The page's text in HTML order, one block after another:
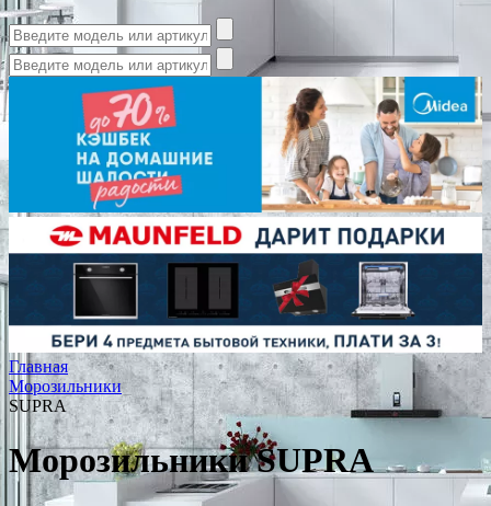
Главная
Морозильники
SUPRA
Морозильники SUPRA